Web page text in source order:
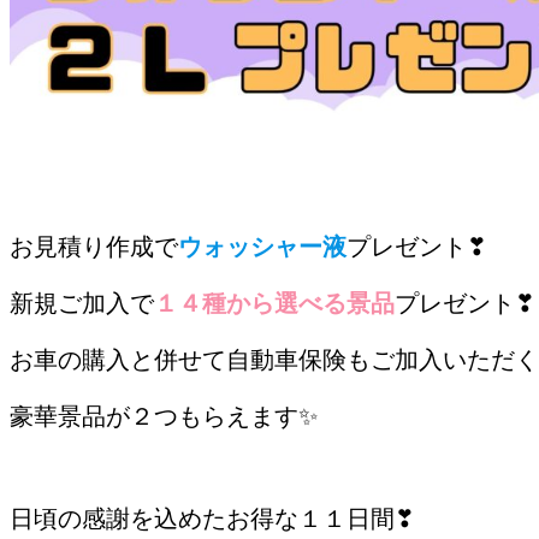
お見積り作成でウォッシャー液プレゼント❣
新規ご加入で１４種から選べる景品プレゼント❣
お車の購入と併せて自動車保険もご加入いただ
豪華景品が２つもらえます✨
日頃の感謝を込めたお得な１１日間❣